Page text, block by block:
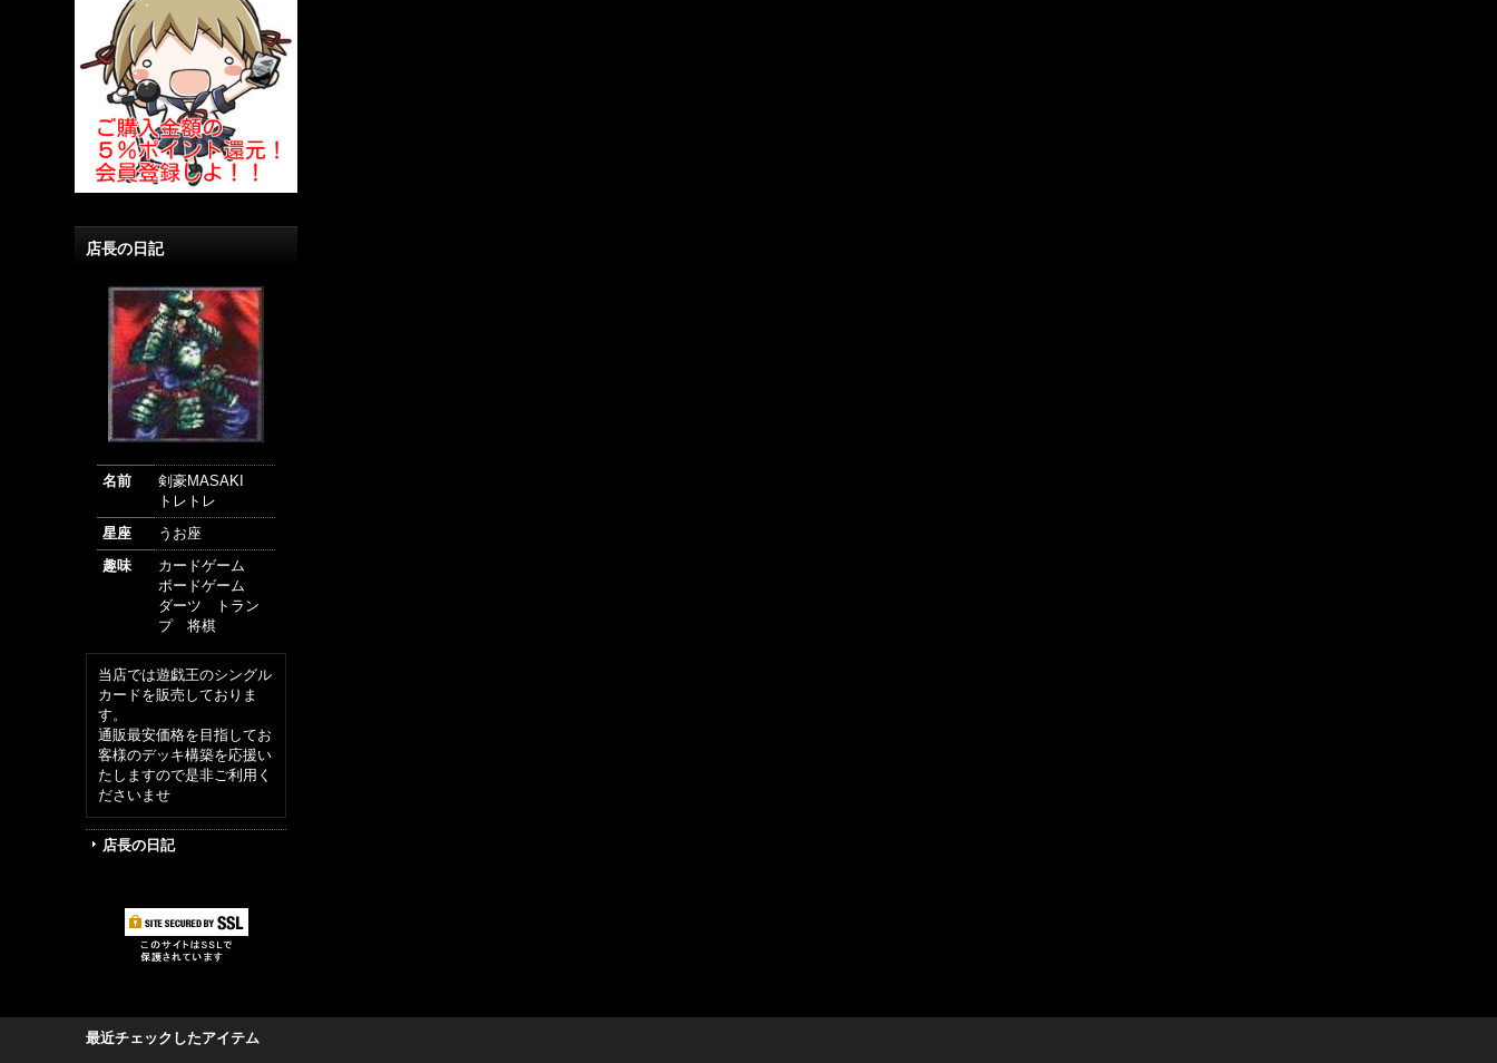
店長の日記
名前
剣豪MASAKI
トレトレ
星座
うお座
趣味
カードゲーム
ボードゲーム
ダーツ トラン
プ 将棋
当店では遊戯王のシングル
カードを販売しておりま
す。
通販最安価格を目指してお
客様のデッキ構築を応援い
たしますので是非ご利用く
ださいませ
店長の日記
最近チェックしたアイテム